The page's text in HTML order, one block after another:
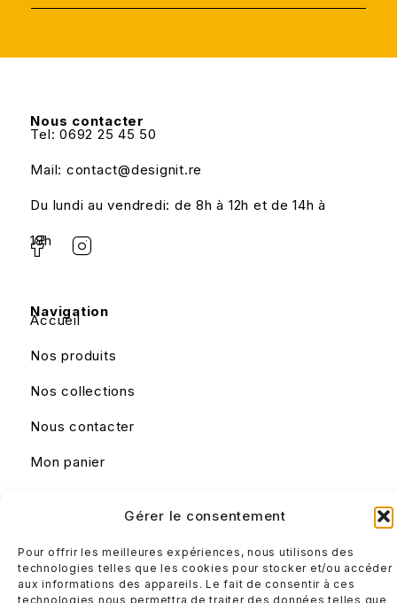
Gérer le consentement
Pour offrir les meilleures expériences, nous utilisons des
technologies telles que les cookies pour stocker et/ou accéder
aux informations des appareils. Le fait de consentir à ces
technologies nous permettra de traiter des données telles que
Nous contacter
Tel: 0692 25 45 50
Mail: contact@designit.re
Du lundi au vendredi: de 8h à 12h et de 14h à
18h
Navigation
Accueil
Nos produits
Nos collections
Nous contacter
Mon panier
Conditions générales de ventes